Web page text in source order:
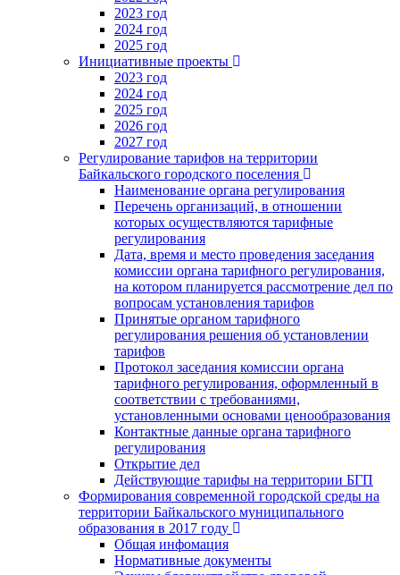
2023 год
2024 год
2025 год
Инициативные проекты
2023 год
2024 год
2025 год
2026 год
2027 год
Регулирование тарифов на территории
Байкальского городского поселения
Наименование органа регулирования
Перечень организаций, в отношении
которых осуществляются тарифные
регулирования
Дата, время и место проведения заседания
комиссии органа тарифного регулирования,
на котором планируется рассмотрение дел по
вопросам установления тарифов
Принятые органом тарифного
регулирования решения об установлении
тарифов
Протокол заседания комиссии органа
тарифного регулирования, оформленный в
соответствии с требованиями,
установленными основами ценообразования
Контактные данные органа тарифного
регулирования
Открытие дел
Действующие тарифы на территории БГП
Формирования современной городской среды на
территории Байкальского муниципального
образования в 2017 году
Общая инфомация
Нормативные документы